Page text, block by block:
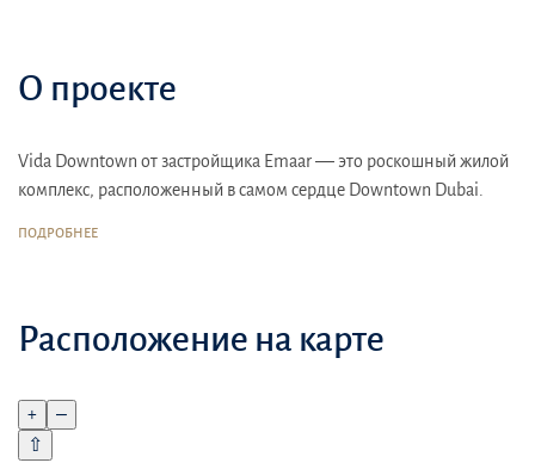
О проекте
Vida Downtown от застройщика Emaar — это роскошный жилой
комплекс, расположенный в самом сердце Downtown Dubai.
Местоположение: комплекс находится в Downtown Dubai,
предлагая непосредственный доступ к культурным и
развлекательным центрам, таким как Dubai Opera и The Dubai
Mall.
ПОДРОБНЕЕ
Расположение на карте
+
–
⇧